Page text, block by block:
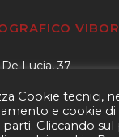
Lucia, 37
3404632889
Cookie tecnici,
e cookie di
Cliccando sul